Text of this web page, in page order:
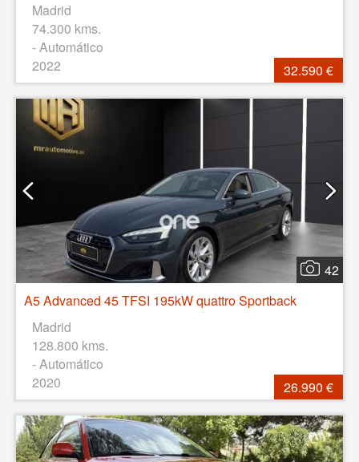
Madrid
74.300 kms.
- Automático
2022
32.590 €
42
A5 Advanced 45 TFSI 195kW quattro Sportback
Madrid
128.800 kms.
- Automático
2020
26.990 €